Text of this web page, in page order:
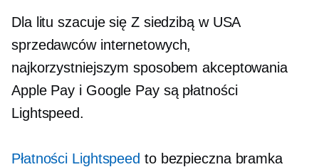
Dla litu szacuje się Z siedzibą w USA
sprzedawców internetowych,
najkorzystniejszym sposobem akceptowania
Apple Pay i Google Pay są płatności
Lightspeed.
Płatności Lightspeed to bezpieczna bramka